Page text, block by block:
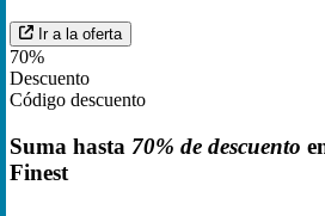
Ir a la oferta
70%
Descuento
Código descuento
Suma hasta 70% de descuento
Finest